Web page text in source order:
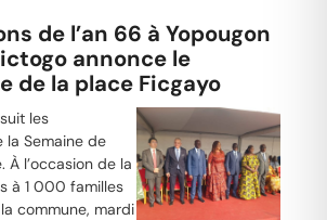
de l’an 66 à Yopougon
annonce le
de la place Ficgayo
les
Semaine de
À l’occasion de la
à 1 000 familles
commune, mardi